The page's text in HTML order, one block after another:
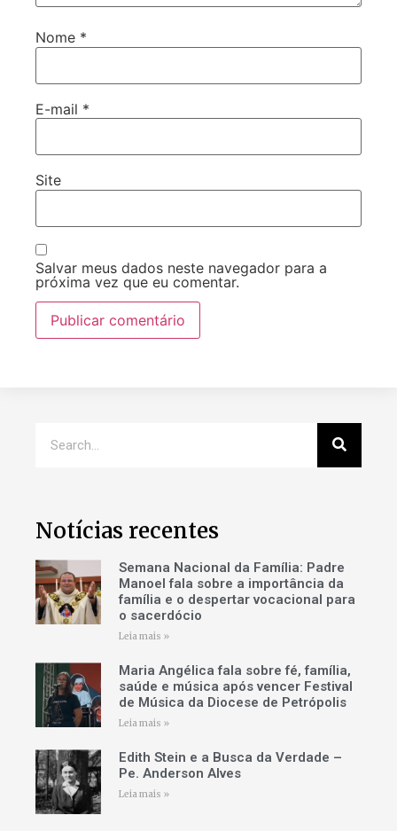
Nome *
E-mail *
Site
Salvar meus dados neste navegador para a
próxima vez que eu comentar.
Notícias recentes
Semana Nacional da Família: Padre
Manoel fala sobre a importância da
família e o despertar vocacional para
o sacerdócio
Leia mais »
Maria Angélica fala sobre fé, família,
saúde e música após vencer Festival
de Música da Diocese de Petrópolis
Leia mais »
Edith Stein e a Busca da Verdade –
Pe. Anderson Alves
Leia mais »